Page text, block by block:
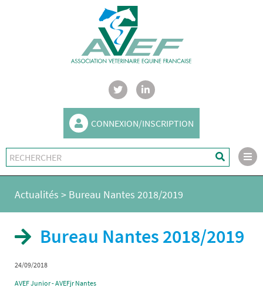
CONNEXION/INSCRIPTION
Actualités > Bureau Nantes 2018/2019
Bureau Nantes 2018/2019
24/09/2018
AVEF Junior - AVEFjr Nantes